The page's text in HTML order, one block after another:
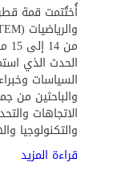
أُختُتمت قمة
الحدث الذي
السياسات
والباحثين من
الاتجاهات
والتكنولوجيا
قراءة المزيد